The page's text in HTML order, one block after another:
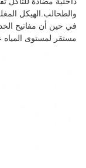
والطحالب.الهيكل
في حين أن مفاتيح الحد
مستقر لمستوى المياه